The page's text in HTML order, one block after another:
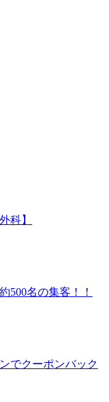
科】
500名の集客！！
でクーポンバック